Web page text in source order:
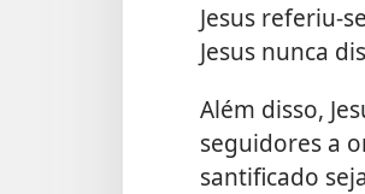
Jesus referiu-
Jesus nunca
Além disso,
seguidores a
santificado